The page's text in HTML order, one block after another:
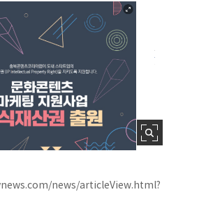
news/articleView.html?